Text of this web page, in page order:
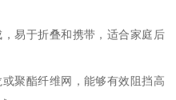
易于折叠和携带，适合家庭后
聚酯纤维网，能够有效阻挡高